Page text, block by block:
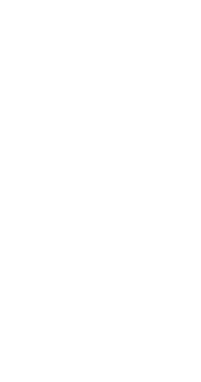
PRODUITS DE DÉSINFECTION